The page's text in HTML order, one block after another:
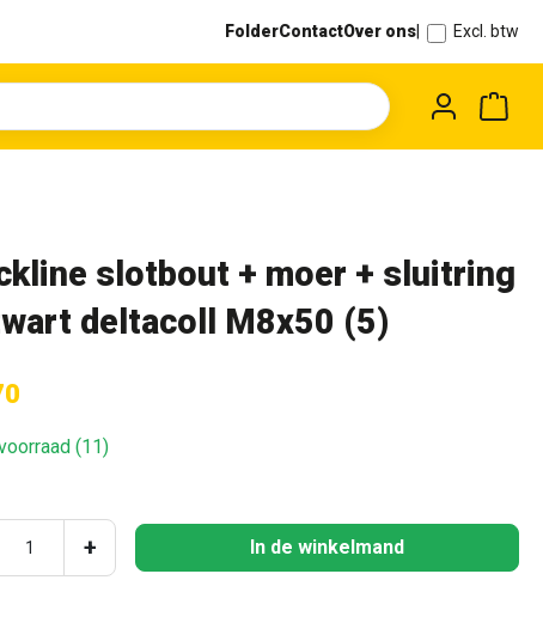
FolderContactOver ons Excl. btw
slotbout + moer + sluitring
deltacoll M8x50 (5)
(11)
Voer de gewenste
+ In de winkelmand